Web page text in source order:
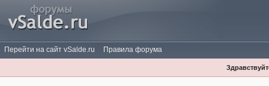
Перейти на сайт vSalde.ru Правила форума